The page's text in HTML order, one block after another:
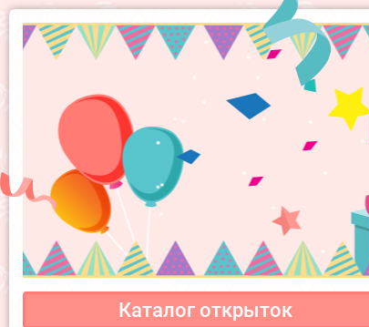
Каталог открыток